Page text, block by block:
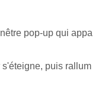
pop-up qui appa
puis rallum